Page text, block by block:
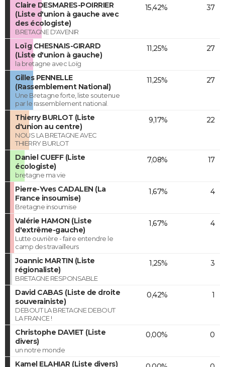
Claire DESMARES-POIRRIER
(Liste d'union à gauche avec
des écologiste)
BRETAGNE D'AVENIR
15,42% 37
Loïg CHESNAIS-GIRARD
(Liste d'union à gauche)
la bretagne avec Loïg
11,25% 27
Gilles PENNELLE
(Rassemblement National)
Une Bretagne forte, liste soutenue
par le rassemblement national.
11,25% 27
Thierry BURLOT (Liste
d'union au centre)
NOUS LA BRETAGNE AVEC
THIERRY BURLOT
9,17% 22
Daniel CUEFF (Liste
écologiste)
bretagne ma vie
7,08% 17
Pierre-Yves CADALEN (La
France insoumise)
Bretagne insoumise
1,67% 4
Valérie HAMON (Liste
d'extrême-gauche)
Lutte ouvrière - faire entendre le
camp des travailleurs
1,67% 4
Joannic MARTIN (Liste
régionaliste)
BRETAGNE RESPONSABLE
1,25% 3
David CABAS (Liste de droite
souverainiste)
DEBOUT LA BRETAGNE DEBOUT
LA FRANCE !
0,42% 1
Christophe DAVIET (Liste
divers)
un notre monde
0,00% 0
Kamel ELAHIAR (Liste divers)